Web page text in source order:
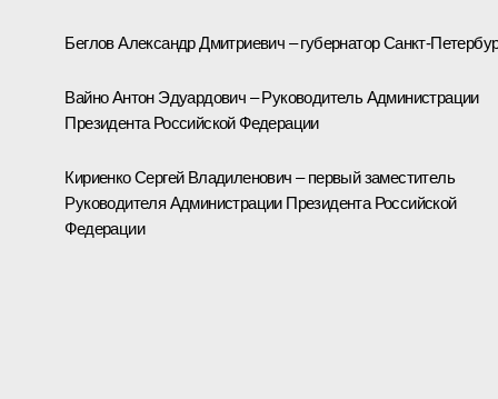
Беглов Александр Дмитриевич – губернатор Санкт-
Вайно Антон Эдуардович – Руководитель Администрации
Президента Российской Федерации
Кириенко Сергей Владиленович – первый заместитель
Руководителя Администрации Президента Российской
Федерации